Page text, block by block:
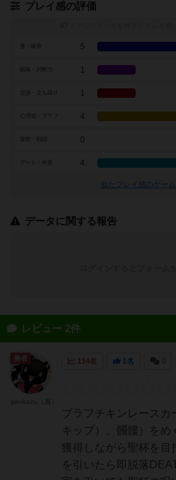
プレイ感の評価
5
戦略・判断力 1
1
4
0
アート・外見 4
似たプレイ感のゲー
データに関する報告
レビュー 2件
114名 1名
ブラフチキンレースカ
キップ）、髑髏）をめ
獲得しながら聖杯を目
を引いたら即脱落
勇者